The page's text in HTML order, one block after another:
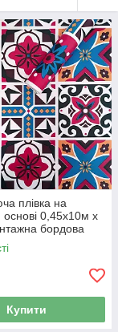
плівка на
основі 0,45х10м х
бордова
00000789
Купити